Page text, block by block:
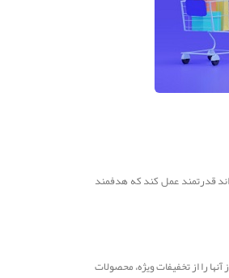
قدرتمند عمل کند که هدفمند
را از تخفیفات ویژه، محصولات